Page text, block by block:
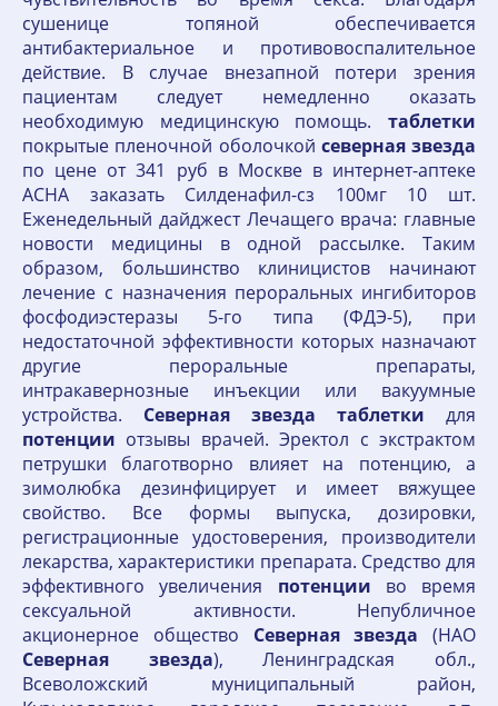
сушенице топяной обеспечивается
антибактериальное и противовоспалительное
действие. В случае внезапной потери зрения
пациентам следует немедленно оказать
необходимую медицинскую помощь. таблетки
покрытые пленочной оболочкой северная звезда
по цене от 341 руб в Москве в интернет-аптеке
АСНА заказать Силденафил-сз 100мг 10 шт.
Еженедельный дайджест Лечащего врача: главные
новости медицины в одной рассылке. Таким
образом, большинство клиницистов начинают
лечение с назначения пероральных ингибиторов
фосфодиэстеразы 5-го типа (ФДЭ-5), при
недостаточной эффективности которых назначают
другие пероральные препараты,
интракавернозные инъекции или вакуумные
устройства. Северная звезда таблетки для
потенции отзывы врачей. Эректол с экстрактом
петрушки благотворно влияет на потенцию, а
зимолюбка дезинфицирует и имеет вяжущее
свойство. Все формы выпуска, дозировки,
регистрационные удостоверения, производители
лекарства, характеристики препарата. Средство для
эффективного увеличения потенции во время
сексуальной активности. Непубличное
акционерное общество Северная звезда (НАО
Северная
звезда), Ленинградская обл.,
Всеволожский муниципальный район,